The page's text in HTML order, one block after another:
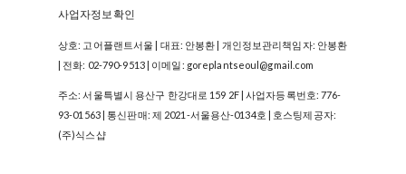
사업자정보확인
상호: 고어플랜트서울 | 대표: 안봉환 | 개인정보관리책임자: 안봉환
| 전화: 02-790-9513 | 이메일: goreplantseoul@gmail.com
주소: 서울특별시 용산구 한강대로 159 2F | 사업자등록번호:776-
93-01563| 통신판매: 제 2021-서울용산-0134호 | 호스팅제공자:
(주)식스샵